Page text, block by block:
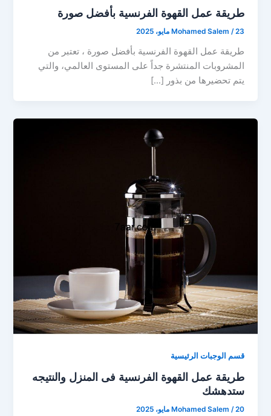
طريقة عمل القهوة الفرنسية بأفضل صورة
Mohamed Salem /23 مايو، 2025
طريقة عمل القهوة الفرنسية بأفضل صورة ، تعتبر من
المشروبات المنتشرة جداً على المستوى العالمي، والتي
يتم تحضيرها من بذور […]
قسم الوجبات الرئيسية
طريقة عمل القهوة الفرنسية فى المنزل والنتيجه
ستدهشك
Mohamed Salem /20 مايو، 2025